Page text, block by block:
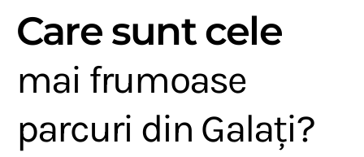
Care sunt cele
mai frumoase
parcuri din Galați?